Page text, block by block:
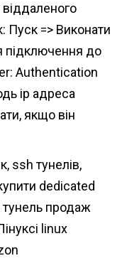
Пуск => Виконати
підключення до
Authentication
ip адреса
якщо він
ssh тунелів,
dedicated
продаж
linux